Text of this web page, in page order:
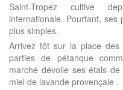
Saint-Tropez cultive
internationale. Pourtant, ses
plus simples.
Arrivez tôt sur la place
parties de pétanque
marché dévoile ses étals
miel de lavande provençale .